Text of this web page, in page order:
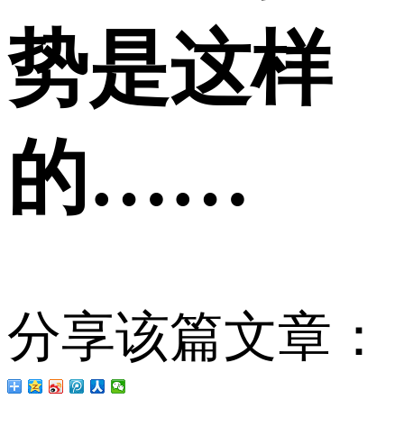
势是这样
的……
分享该篇文章：